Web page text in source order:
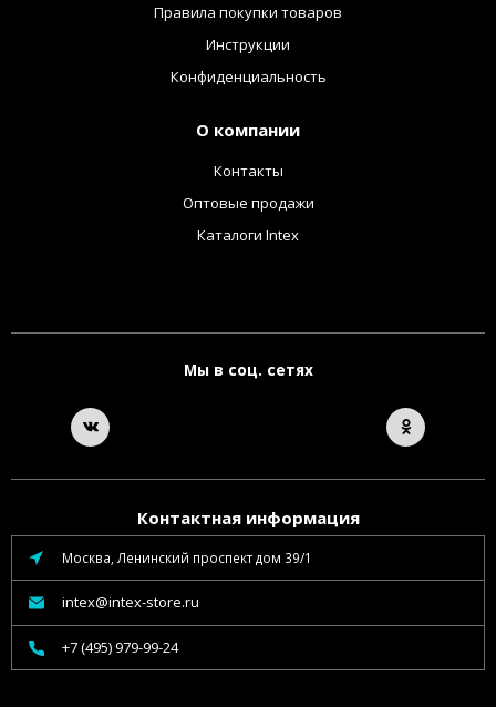
Правила покупки товаров
Инструкции
Конфиденциальность
О компании
Контакты
Оптовые продажи
Каталоги Intex
Мы в соц. сетях
Контактная информация
Москва, Ленинский проспект дом 39/1
intex@intex-store.ru
+7 (495) 979-99-24